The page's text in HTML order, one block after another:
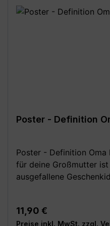
**Aufgrund von
Poster - Definition
Poster - Definition Oma Dieses Poster mit Spruch
für deine Großmutter
ausgefallene Geschenkidee. Mit
Kunstdruck ist perfekt
Regulärer Preis:
11,90 €
Preise inkl. MwSt. zzgl.